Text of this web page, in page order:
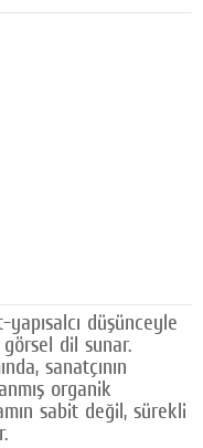
düşünceyle
dil sunar.
sanatçının
organik
sabit değil, sürekli